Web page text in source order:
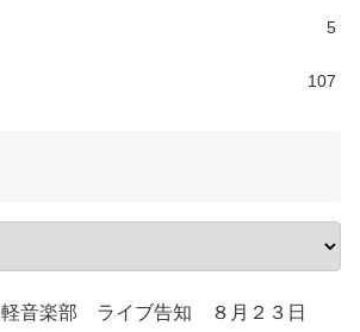
5
107
軽音楽部 ライブ告知 ８月２３日